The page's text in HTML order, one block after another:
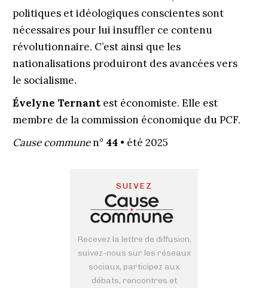
politiques et idéologiques conscientes sont
nécessaires pour lui insuffler ce contenu
révolutionnaire. C’est ainsi que les
nationalisations produiront des avancées vers
le socialisme.
Évelyne Ternant est économiste. Elle est
membre de la commission économique du PCF.
Cause communen° 44• été 2025
SUIVEZ
Recevez la lettre de diffusion,
suivez-nous sur les réseaux
sociaux, participez aux
débats, rencontres et